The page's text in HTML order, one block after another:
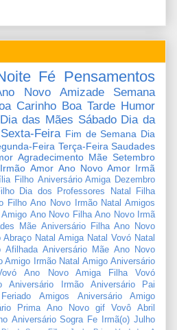
Fé Pensamentos
Novo Amizade
Semana
Carinho Boa Tarde Humor
Dia das Mães Sábado Dia da
Sexta-Feira Fim de Semana Dia
Feira Terça-Feira Saudades
Agradecimento Mãe Setembro
Amor Ano Novo Amor Irmã
Filho Aniversário Amiga Dezembro
Dia dos Professores
Natal Filha
Filho Ano Novo Irmão Natal Amigos
Ano Novo Filha Ano Novo Irmã
Mãe Aniversário Filha Ano Novo
Abraço Natal Amiga Natal Vovó Natal
Afilhada Aniversário Mãe Ano Novo
Amigo Irmão Natal Amigo Aniversário
Ano Novo Amiga Filha
Vovó
Aniversário Irmão
Aniversário Pai
Feriado Amigos
Aniversário Amigo
Prima Ano Novo gif Vovô
Abril
Aniversário Sogra Fe Irmã(o) Julho